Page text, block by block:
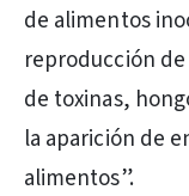
de alimentos
reproducción
de toxinas,
la aparición de
alimentos”.